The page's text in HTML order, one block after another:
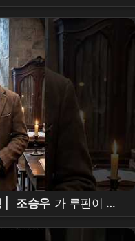
# 노윤서
#fyp
조승우 가 루핀이 된
Recasting | Cho